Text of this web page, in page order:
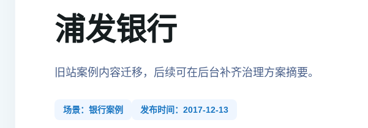
浦发银行
旧站案例内容迁移，后续可在后台补齐治理方案摘要。
场景：银行案例 发布时间：2017-12-13